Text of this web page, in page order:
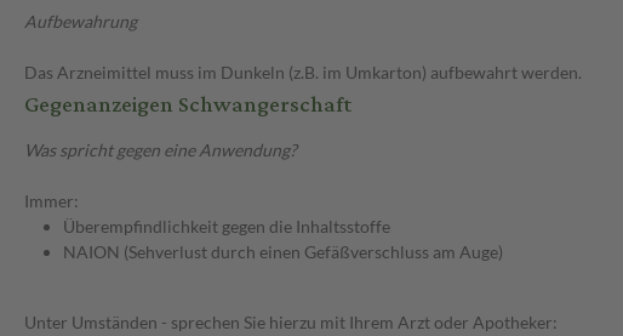
Aufbewahrung
Das Arzneimittel muss im Dunkeln (z.B. im Umkarton) aufbewahrt werden.
Gegenanzeigen Schwangerschaft
Was spricht gegen eine Anwendung?
Immer:
Überempfindlichkeit gegen die Inhaltsstoffe
NAION (Sehverlust durch einen Gefäßverschluss am Auge)
Unter Umständen - sprechen Sie hierzu mit Ihrem Arzt oder Apotheker: